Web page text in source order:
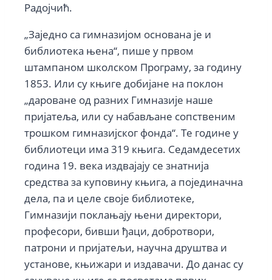
Радојчић.
„Заједно са гимназијом основана је и
библиотека њена“, пише у првом
штампаном школском Програму, за годину
1853. Или су књиге добијане на поклон
„дароване од разних Гимназије наше
пријатеља, или су набављане сопственим
трошком гимназијског фонда“. Те године у
библиотеци има 319 књига. Седамдесетих
година 19. века издвајају се знатнија
средства за куповину књига, а појединачна
дела, па и целе своје библиотеке,
Гимназији поклањају њени директори,
професори, бивши ђаци, добротвори,
патрони и пријатељи, научна друштва и
установе, књижари и издавачи. До данас су